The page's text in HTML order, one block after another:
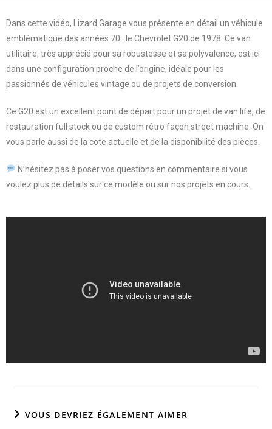
Dans cette vidéo, Lizard Garage vous présente en détail un véhicule
emblématique des années 70 : le Chevrolet G20 de 1978. Ce van
utilitaire, très apprécié pour sa robustesse et sa polyvalence, est ici
dans une configuration proche de l’origine, idéale pour les
passionnés de véhicules vintage ou de projets de conversion.
Ce G20 est un excellent point de départ pour un projet de van life, de
restauration full stock ou de custom rétro façon street machine. On
vous parle aussi de la cote actuelle et de la disponibilité des pièces.
N’hésitez pas à poser vos questions en commentaire si vous
voulez plus de détails sur ce modèle ou sur nos projets en cours.
VOUS DEVRIEZ ÉGALEMENT AIMER